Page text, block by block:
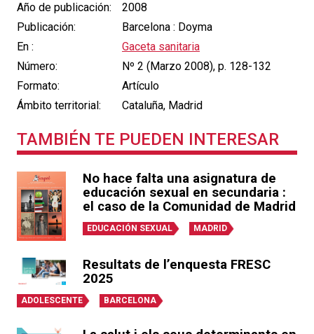
Año de publicación:
2008
Publicación:
Barcelona : Doyma
En :
Gaceta sanitaria
Número:
Nº 2 (Marzo 2008), p. 128-132
Formato:
Artículo
Ámbito territorial:
Cataluña, Madrid
TAMBIÉN TE PUEDEN INTERESAR
No hace falta una asignatura de
educación sexual en secundaria :
el caso de la Comunidad de Madrid
EDUCACIÓN SEXUAL MADRID
Resultats de l’enquesta FRESC
2025
ADOLESCENTE BARCELONA